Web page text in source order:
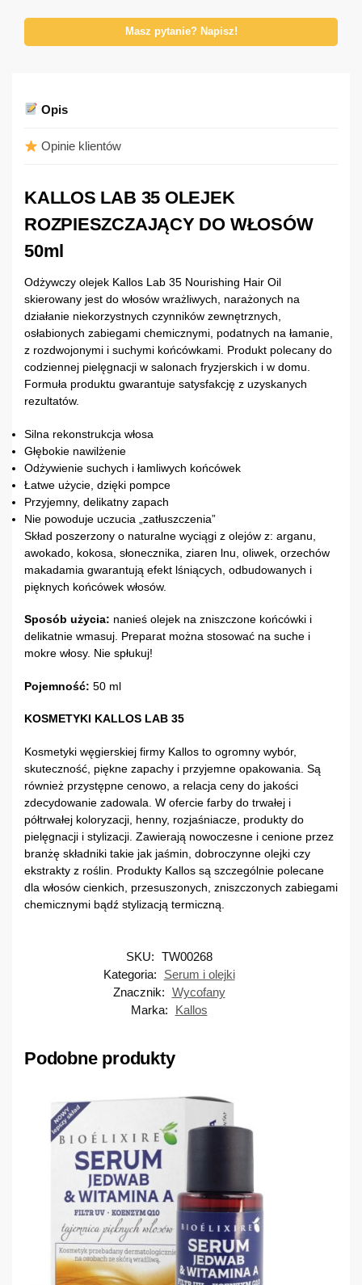
Masz pytanie? Napisz!
Opis
Opinie klientów
KALLOS LAB 35 OLEJEK
ROZPIESZCZAJĄCY DO WŁOSÓW
50ml
Odżywczy olejek Kallos Lab 35 Nourishing Hair Oil
skierowany jest do włosów wrażliwych, narażonych na
działanie niekorzystnych czynników zewnętrznych,
osłabionych zabiegami chemicznymi, podatnych na łamanie,
z rozdwojonymi i suchymi końcówkami. Produkt polecany do
codziennej pielęgnacji w salonach fryzjerskich i w domu.
Formuła produktu gwarantuje satysfakcję z uzyskanych
rezultatów.
Silna rekonstrukcja włosa
Głębokie nawilżenie
Odżywienie suchych i łamliwych końcówek
Łatwe użycie, dzięki pompce
Przyjemny, delikatny zapach
Nie powoduje uczucia „zatłuszczenia”
Skład poszerzony o naturalne wyciągi z olejów z: arganu,
awokado, kokosa, słonecznika, ziaren lnu, oliwek, orzechów
makadamia gwarantują efekt lśniących, odbudowanych i
pięknych końcówek włosów.
Sposób użycia: nanieś olejek na zniszczone końcówki i
delikatnie wmasuj. Preparat można stosować na suche i
mokre włosy. Nie spłukuj!
Pojemność: 50 ml
KOSMETYKI KALLOS LAB 35
Kosmetyki węgierskiej firmy Kallos to ogromny wybór,
skuteczność, piękne zapachy i przyjemne opakowania. Są
również przystępne cenowo, a relacja ceny do jakości
zdecydowanie zadowala. W ofercie farby do trwałej i
półtrwałej koloryzacji, henny, rozjaśniacze, produkty do
pielęgnacji i stylizacji. Zawierają nowoczesne i cenione przez
branżę składniki takie jak jaśmin, dobroczynne olejki czy
ekstrakty z roślin. Produkty Kallos są szczególnie polecane
dla włosów cienkich, przesuszonych, zniszczonych zabiegami
chemicznymi bądź stylizacją termiczną.
SKU: TW00268
Kategoria:
Serum i olejki
Znacznik: Wycofany
Marka:
Kallos
Podobne produkty